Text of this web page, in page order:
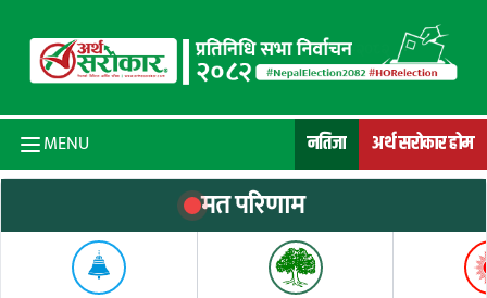
MENU नतिजा अर्थ सरोकार होम
मत परिणाम